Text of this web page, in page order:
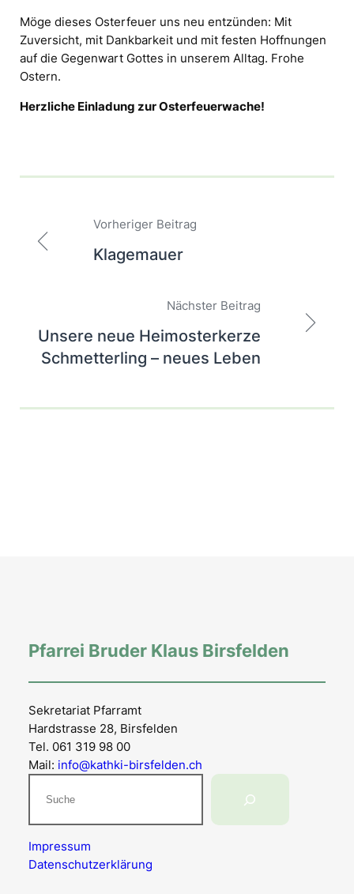
Möge dieses Osterfeuer uns neu entzünden: Mit
Zuversicht, mit Dankbarkeit und mit festen Hoffnungen
auf die Gegenwart Gottes in unserem Alltag. Frohe
Ostern.
Herzliche Einladung zur Osterfeuerwache!
Beitragsnavigation
Vorheriger Beitrag
Klagemauer
Nächster Beitrag
Unsere neue Heimosterkerze
Schmetterling – neues Leben
Pfarrei Bruder Klaus Birsfelden
Sekretariat Pfarramt
Hardstrasse 28, Birsfelden
Tel. 061 319 98 00
Mail: info@kathki-birsfelden.ch
Impressum
Datenschutzerklärung